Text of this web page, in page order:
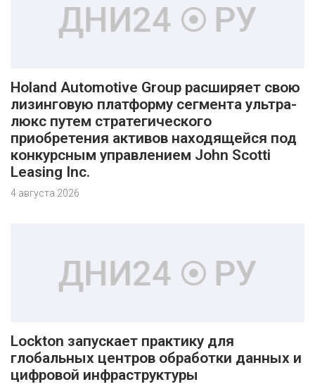
Holand Automotive Group расширяет свою
лизинговую платформу сегмента ультра-
люкс путем стратегического
приобретения активов находящейся под
конкурсным управлением John Scotti
Leasing Inc.
4 августа 2026
Lockton запускает практику для
глобальных центров обработки данных и
цифровой инфраструктуры